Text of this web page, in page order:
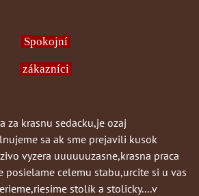
Spokojní
zákazníci
za krasnu sedacku,je ozaj
sa ak sme prejavili kusok
vyzera uuuuuuzasne,krasna praca
posielame celemu stabu,urcite si u vas
stolík a stolicky....v